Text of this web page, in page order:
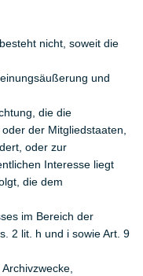
nicht, soweit die
und
die die
der Mitgliedstaaten,
oder zur
Interesse liegt
die dem
im Bereich der
2 lit. h und i sowie Art. 9